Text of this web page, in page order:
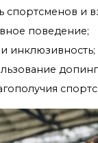
спортсменов и
поведение;
инклюзивность;